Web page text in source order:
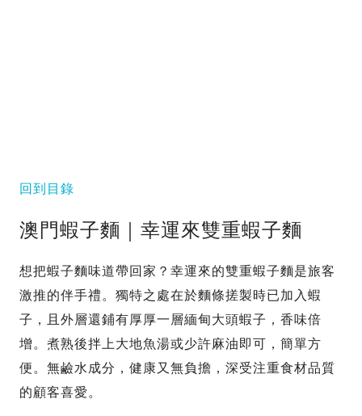
回到目錄
澳門蝦子麵｜幸運來雙重蝦子麵
想把蝦子麵味道帶回家？幸運來的雙重蝦子麵是旅客
激推的伴手禮。獨特之處在於麵條搓製時已加入蝦
子，且外層還鋪有厚厚一層緬甸大頭蝦子，香味倍
增。煮熟後拌上大地魚湯或少許麻油即可，簡單方
便。無鹼水成分，健康又無負擔，深受注重食材品質
的顧客喜愛。